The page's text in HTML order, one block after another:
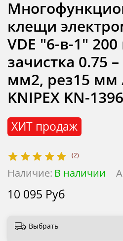
(2)
Наличие: В наличии
ХИТ продаж
клещи
VDE "6-в-1"
зачистка 0.75
мм2, рез15 мм
KNIPEX KN-
10 095 Руб
Выбрать